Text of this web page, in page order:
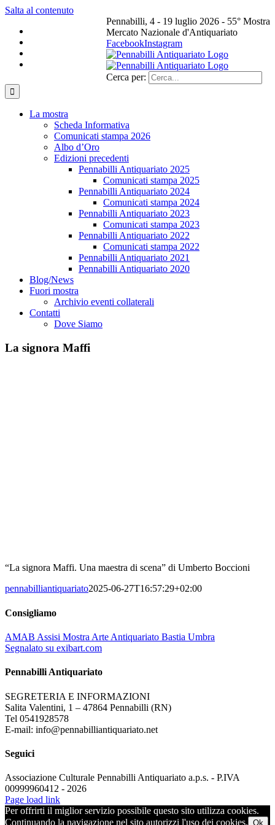
Salta al contenuto
Pennabilli, 4 - 19 luglio 2026 - 55° Mostra
Mercato Nazionale d'Antiquariato
FacebookInstagram
Cerca per:
La mostra
Scheda Informativa
Comunicati stampa 2026
Albo d’Oro
Edizioni precedenti
Pennabilli Antiquariato 2025
Comunicati stampa 2025
Pennabilli Antiquariato 2024
Comunicati stampa 2024
Pennabilli Antiquariato 2023
Comunicati stampa 2023
Pennabilli Antiquariato 2022
Comunicati stampa 2022
Pennabilli Antiquariato 2021
Pennabilli Antiquariato 2020
Blog/News
Fuori mostra
Archivio eventi collaterali
Contatti
Dove Siamo
La signora Maffi
“La signora Maffi. Una maestra di scena” di Umberto Boccioni
pennabilliantiquariato2025-06-27T16:57:29+02:00
Consigliamo
AMAB Assisi Mostra Arte Antiquariato Bastia Umbra
Segnalato su exibart.com
Pennabilli Antiquariato
SEGRETERIA E INFORMAZIONI
Salita Valentini, 1 – 47864 Pennabilli (RN)
Tel 0541928578
E-mail: info@pennabilliantiquariato.net
Seguici
Associazione Culturale Pennabilli Antiquariato a.p.s. - P.IVA
00999960412 - 2026
Page load link
Per offrirti il miglior servizio possibile questo sito utilizza cookies.
Continuando la navigazione nel sito autorizzi l'uso dei cookies. Ok